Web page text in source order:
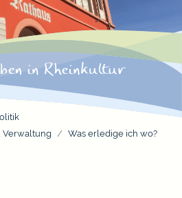
Verwaltung
Was erledige ich wo?